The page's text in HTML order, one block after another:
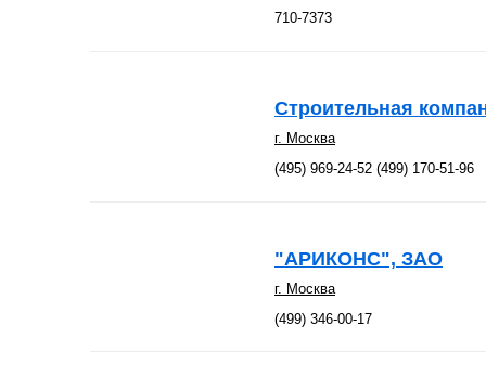
710-7373
Строительная
г. Москва
(495) 969-24-52 (499) 170-51-96
"АРИКОНС", ЗАО
г. Москва
(499) 346-00-17